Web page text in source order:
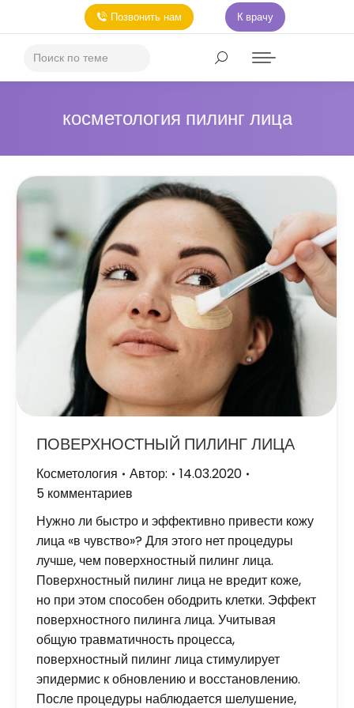
Позвонить нам К врачу
косметология пилинг лица
ПОВЕРХНОСТНЫЙ ПИЛИНГ ЛИЦА
Косметология Автор:
14.03.2020
5 комментариев
Нужно ли быстро и эффективно привести кожу
лица «в чувство»? Для этого нет процедуры
лучше, чем поверхностный пилинг лица.
Поверхностный пилинг лица не вредит коже,
но при этом способен ободрить клетки. Эффект
поверхностного пилинга лица. Учитывая
общую травматичность процесса,
поверхностный пилинг лица стимулирует
эпидермис к обновлению и восстановлению.
После процедуры наблюдается шелушение,